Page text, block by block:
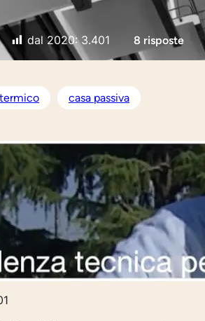
dal 2020: 3.401 8 risposte
casa passiva